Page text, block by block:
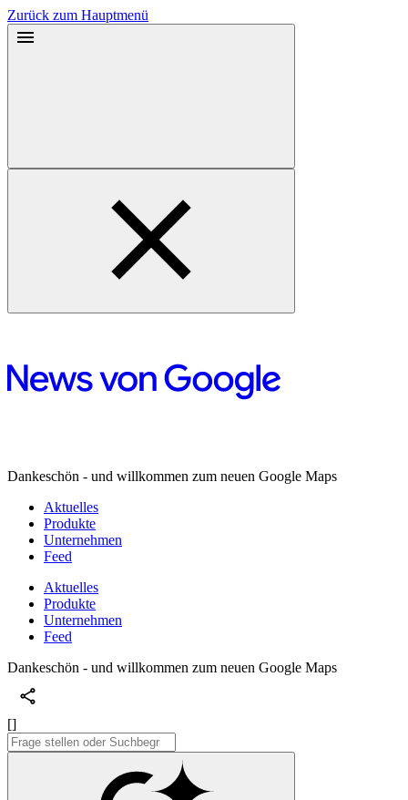
Zurück zum Hauptmenü
Dankeschön - und willkommen zum neuen Google Maps
Aktuelles
Produkte
Unternehmen
Feed
Aktuelles
Produkte
Unternehmen
Feed
Dankeschön - und willkommen zum neuen Google Maps
[]